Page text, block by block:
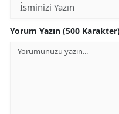
Yorum Yazın (500